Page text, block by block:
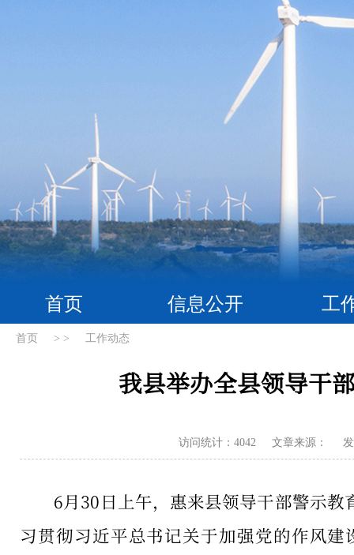
首页 信息公开 工
首页 > > 工作动态
我县举办全县领导干
访问统计：4042 文章来源：
6月30日上午，惠来县领导干部警示
习贯彻习近平总书记关于加强党的作风